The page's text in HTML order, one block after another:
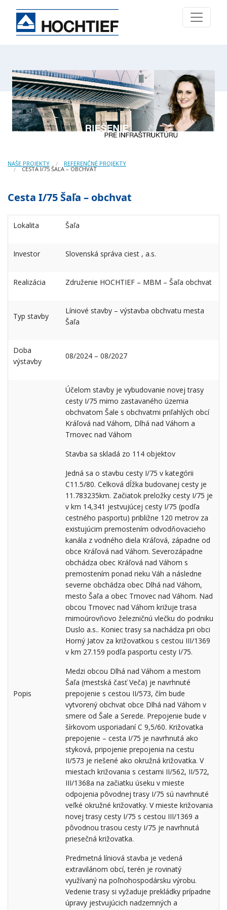
NAŠE PROJEKTY REFERENČNÉ PROJEKTY
CESTA I/75 ŠAĽA – OBCHVAT
Cesta I/75 Šaľa – obchvat
Lokalita Šaľa
Investor Slovenská správa ciest , a.s.
Realizácia Združenie HOCHTIEF – MBM – Šaľa obchvat
Typ stavby
Líniové stavby – výstavba obchvatu mesta
Šaľa
Doba
výstavby
08/2024 – 08/2027
Popis
Účelom stavby je vybudovanie novej trasy
cesty I/75 mimo zastavaného územia
obchvatom Šale s obchvatmi priľahlých obcí
Kráľová nad Váhom, Dlhá nad Váhom a
Trnovec nad Váhom
Stavba sa skladá zo 114 objektov
Jedná sa o stavbu cesty I/75 v kategórii
C11.5/80. Celková dĺžka budovanej cesty je
11.783235km. Začiatok preložky cesty I/75 je
v km 14,341 jestvujúcej cesty I/75 (podľa
cestného pasportu) približne 120 metrov za
existujúcim premostením odvodňovacieho
kanála z vodného diela Kráľová, západne od
obce Kráľová nad Váhom. Severozápadne
obchádza obec Kráľová nad Váhom s
premostením ponad rieku Váh a následne
severne obchádza obec Dlhá nad Váhom,
mesto Šaľa a obec Trnovec nad Váhom. Nad
obcou Trnovec nad Váhom križuje trasa
mimoúrovňovo železničnú vlečku do podniku
Duslo a.s.. Koniec trasy sa nachádza pri obci
Horný Jatov za križovatkou s cestou III/1369
v km 27.159 podľa pasportu cesty I/75.
Medzi obcou Dlhá nad Váhom a mestom
Šaľa (mestská časť Veča) je navrhnuté
prepojenie s cestou II/573, čím bude
vytvorený obchvat obce Dlhá nad Váhom v
smere od Šale a Serede. Prepojenie bude v
šírkovom usporiadaní C 9,5/60. Križovatka
prepojenie – cesta I/75 je navrhnutá ako
styková, pripojenie prepojenia na cestu
II/573 je riešené ako okružná križovatka. V
miestach križovania s cestami II/562, II/572,
III/1368a na začiatku úseku v mieste
odpojenia pôvodnej trasy I/75 sú navrhnuté
veľké okružné križovatky. V mieste križovania
novej trasy cesty I/75 s cestou III/1369 a
pôvodnou trasou cesty I/75 je navrhnutá
priesečná križovatka.
Predmetná líniová stavba je vedená
extravilánom obcí, terén je rovinatý
využívaný na poľnohospodársku výrobu.
Vedenie trasy si vyžaduje prekládky prípadne
úpravy jestvujúcich nadzemných a